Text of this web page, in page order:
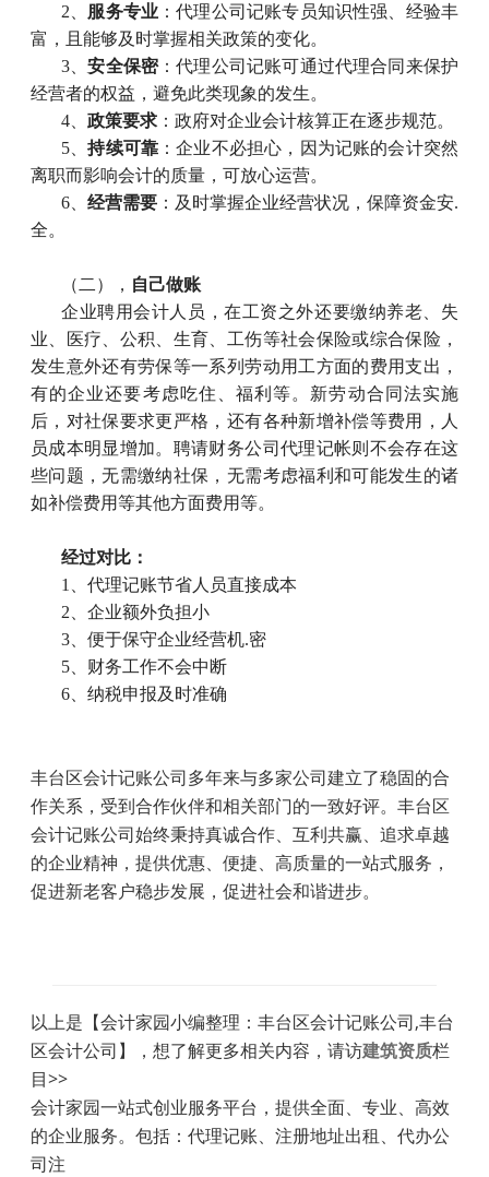
2
服务专业 ：代理公司记账专员知识性强、经验丰
富，且能够及时掌握相关政策的变化。
3 、安全保密：代理公司记账可通过代理合同来保护
经营者的权益，避免此类现象的发生。
4
政策要求 ：政府对企业会计核算正在逐步规范。
5 、持续可靠 ：企业不必担心，因为记账的会计突然
离职而影响会计的质量，可放心运营。
6
经营需要 ：及时掌握企业经营状况，保障资金安.
全。
（二）， 自己做账
企业聘用会计人员，在工资之外还要缴纳养老、失
业、医疗、公积、生育、工伤等社会保险或综合保险，
发生意外还有劳保等一系列劳动用工方面的费用支出，
有的企业还要考虑吃住、福利等。新劳动合同法实施
后，对社保要求更严格，还有各种新增补偿等费用，人
员成本明显增加。聘请财务公司代理记帐则不会存在这
些问题，无需缴纳社保，无需考虑福利和可能发生的诸
如补偿费用等其他方面费用等。
经过对比：
1
、代理记账节省人员直接成本
2 、企业额外负担小
3 、便于保守企业经营机.密
5 、财务工作不会中断
6 、纳税申报及时准确
丰台区会计记账公司多年来与多家公司建立了稳固的合
作关系，受到合作伙伴和相关部门的一致好评。丰台区
会计记账公司始终秉持真诚合作、互利共赢、追求卓越
的企业精神，提供优惠、便捷、高质量的一站式服务，
促进新老客户稳步发展，促进社会和谐进步。
以上是【会计家园小编整理：丰台区会计记账公司,丰台
区会计公司】，想了解更多相关内容，请访建筑资质栏
目>>
会计家园一站式创业服务平台，提供全面、专业、高效
的企业服务。包括：代理记账、注册地址出租、代办公
司注